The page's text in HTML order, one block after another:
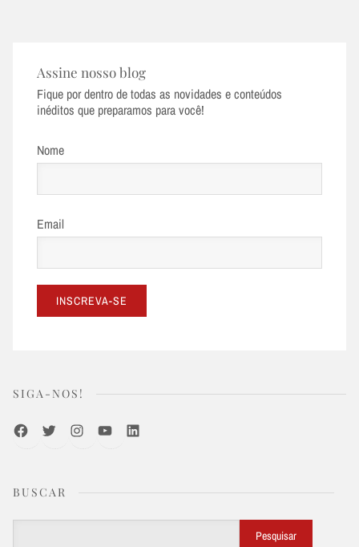
Assine nosso blog
Fique por dentro de todas as novidades e conteúdos
inéditos que preparamos para você!
Nome
Email
SIGA-NOS!
FacebookTwitterInstagramYoutubeLinkedIn
BUSCAR
Pesquisar